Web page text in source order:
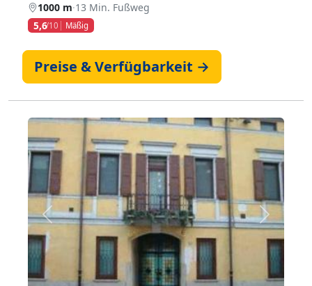
1000 m·13 Min. Fußweg
5,6/10 Mäßig
Preise & Verfügbarkeit →
Zurück Weiter